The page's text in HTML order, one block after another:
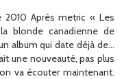
2010 Après metric « Les
blonde canadienne de
album qui date déjà de…
une nouveauté, pas plus
va écouter maintenant.